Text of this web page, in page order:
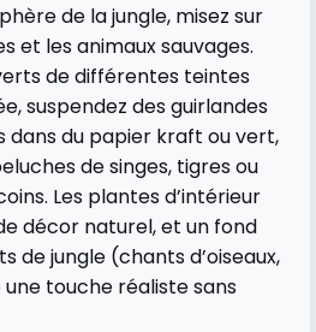
de la jungle, misez sur
et les animaux sauvages.
de différentes teintes
suspendez des guirlandes
dans du papier kraft ou vert,
de singes, tigres ou
Les plantes d’intérieur
décor naturel, et un fond
de jungle (chants d’oiseaux,
touche réaliste sans